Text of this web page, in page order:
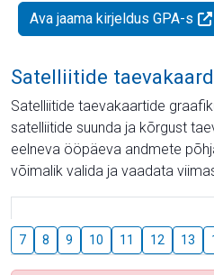
Ava jaama kirjeldus GPA-s
Satelliitide
Satelliitide taevakaartide
satelliitide suunda ja kõrgust
eelneva ööpäeva andmete
võimalik valida ja vaadata
7 8 9 10 11 12 13